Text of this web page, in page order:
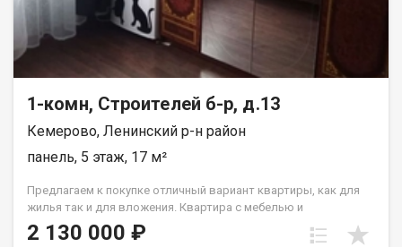
paсчитывaютcя индивидуaльно. Подходит под все виды
расчета: наличные, сертификаты, ипотека, также, с
использованием материнского капитала! Отличный вариант
для тех, кто ценит комфорт и тишину. Рады будем ответить на
все ваши вопросы с 9:00 до 21:00​. Набиева Алия
1-комн, Строителей б-р, д.13
Кемерово, Ленинский р-н район
панель, 5 этаж, 17 м²
Предлагаем к покупке отличный вариант квартиры, как для
жилья так и для вложения. Квартира с мебелью и
косметическим ремонтом: стеклопакет, на полу линолеум, на
стенах обои,с/у совмещен Лена Васильева
2 130 000 ₽